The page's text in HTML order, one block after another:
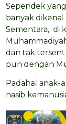
Sependek
banyak
Sementara, di
dan tak
pun dengan
Padahal anak-
nasib